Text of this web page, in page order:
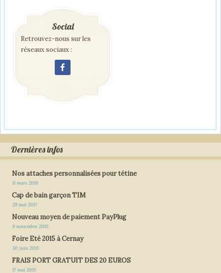
Social
Retrouvez-nous sur les
réseaux sociaux :
Dernières infos
Nos attaches personnalisées pour tétine
11 mars 2019
Cap de bain garçon TIM
29 mai 2017
Nouveau moyen de paiement PayPlug
9 novembre 2015
Foire Eté 2015 à Cernay
30 juin 2015
FRAIS PORT GRATUIT DES 20 EUROS
17 mai 2015